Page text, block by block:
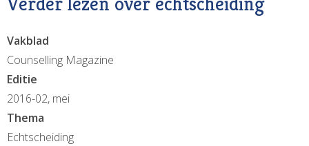
Vakblad
Counselling Magazine
Editie
2016-02, mei
Thema
Echtscheiding